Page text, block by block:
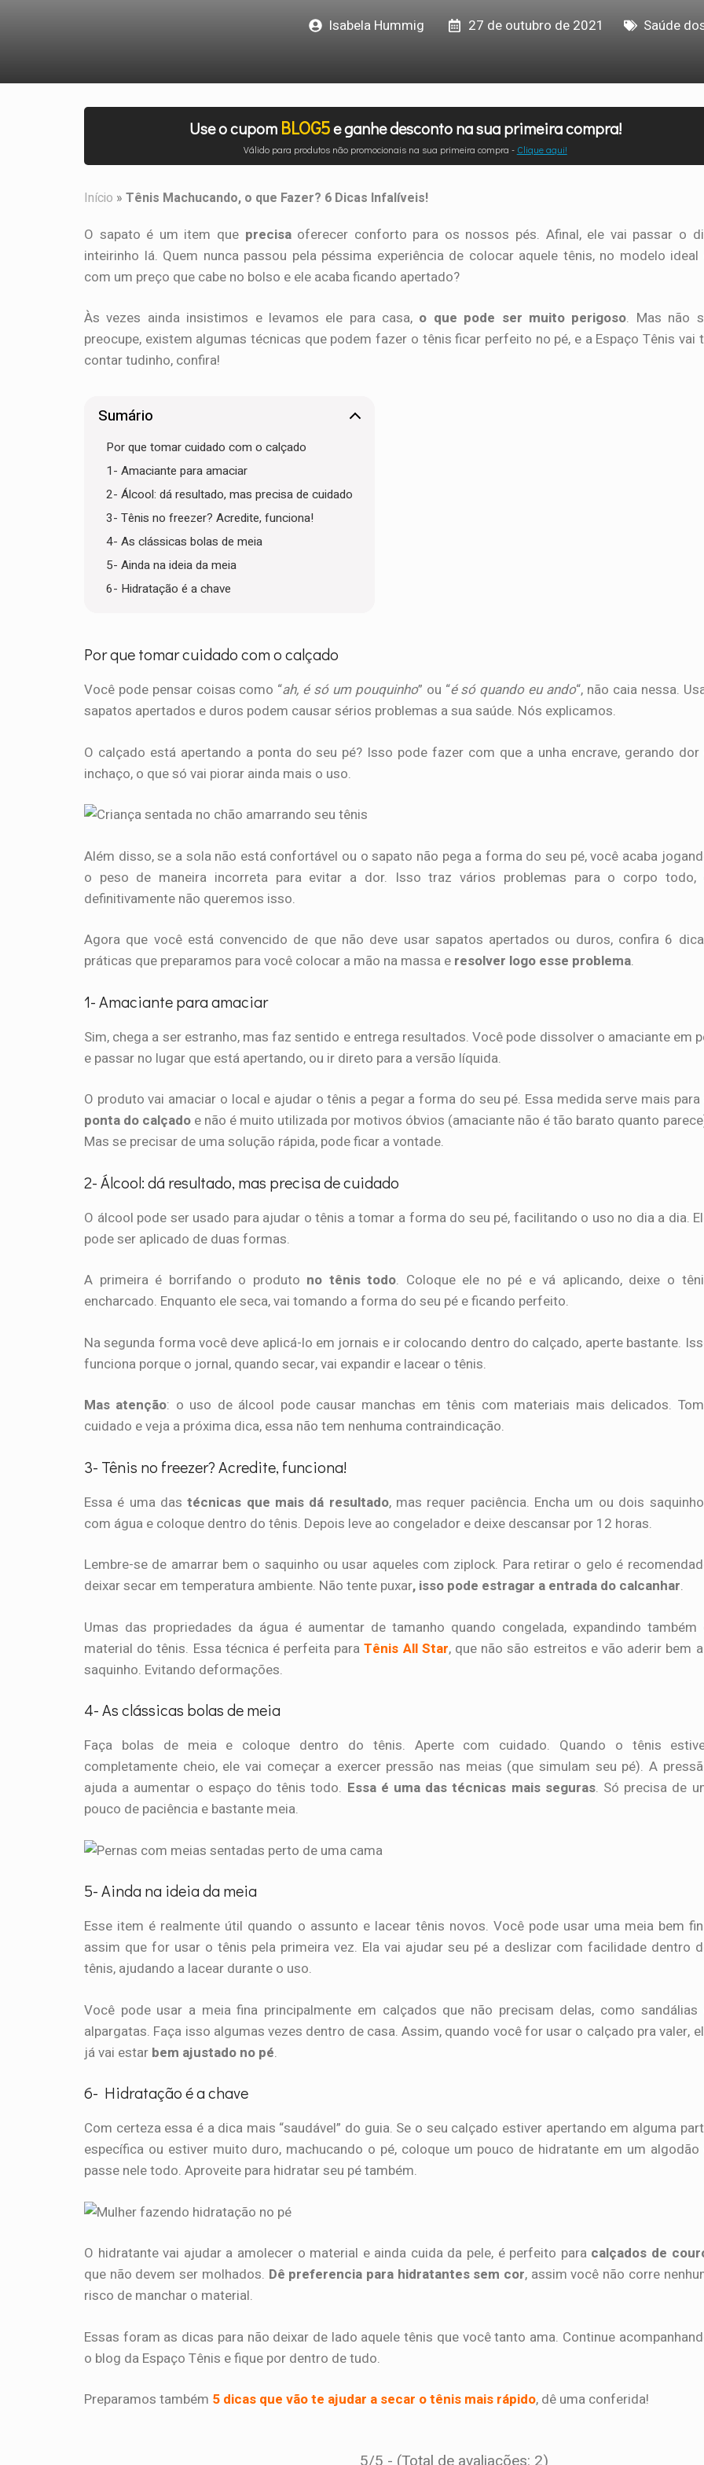
Isabela Hummig 27 de outubro de 2021 Saúde
Use o cupom BLOG5e ganhe desconto na sua primeira compra!
Válido para produtos não promocionais na sua primeira compra - Clique aqui!
Início » Tênis Machucando, o que Fazer? 6 Dicas Infalíveis!
O sapato é um item que precisaoferecer conforto para os nossos pés. Afinal, ele vai passar o
inteirinho lá. Quem nunca passou pela péssima experiência de colocar aquele tênis, no modelo ideal
com um preço que cabe no bolso e ele acaba ficando apertado?
Às vezes ainda insistimos e levamos ele para casa, o que pode ser muito perigoso. Mas não
preocupe, existem algumas técnicas que podem fazer o tênis ficar perfeito no pé, e a Espaço Tênis vai
contar tudinho, confira!
Sumário
Por que tomar cuidado com o calçado
1- Amaciante para amaciar
2- Álcool: dá resultado, mas precisa de cuidado
3- Tênis no freezer? Acredite, funciona!
4- As clássicas bolas de meia
5- Ainda na ideia da meia
6- Hidratação é a chave
Por que tomar cuidado com o calçado
Você pode pensar coisas como “ah, é só um pouquinho” ou “é só quando eu ando“, não caia nessa.
sapatos apertados e duros podem causar sérios problemas a sua saúde. Nós explicamos.
O calçado está apertando a ponta do seu pé? Isso pode fazer com que a unha encrave, gerando dor
inchaço, o que só vai piorar ainda mais o uso.
Além disso, se a sola não está confortável ou o sapato não pega a forma do seu pé, você acaba
o peso de maneira incorreta para evitar a dor. Isso traz vários problemas para o corpo todo,
definitivamente não queremos isso.
Agora que você está convencido de que não deve usar sapatos apertados ou duros, confira 6
práticas que preparamos para você colocar a mão na massa e resolver logo esse problema.
1- Amaciante para amaciar
Sim, chega a ser estranho, mas faz sentido e entrega resultados. Você pode dissolver o amaciante em
e passar no lugar que está apertando, ou ir direto para a versão líquida.
O produto vai amaciar o local e ajudar o tênis a pegar a forma do seu pé. Essa medida serve mais para
ponta do calçado e não é muito utilizada por motivos óbvios (amaciante não é tão barato quanto
Mas se precisar de uma solução rápida, pode ficar a vontade.
2- Álcool: dá resultado, mas precisa de cuidado
O álcool pode ser usado para ajudar o tênis a tomar a forma do seu pé, facilitando o uso no dia a dia.
pode ser aplicado de duas formas.
A primeira é borrifando o produto no tênis todo. Coloque ele no pé e vá aplicando, deixe o
encharcado. Enquanto ele seca, vai tomando a forma do seu pé e ficando perfeito.
Na segunda forma você deve aplicá-lo em jornais e ir colocando dentro do calçado, aperte bastante.
funciona porque o jornal, quando secar, vai expandir e lacear o tênis.
Mas atenção: o uso de álcool pode causar manchas em tênis com materiais mais delicados.
cuidado e veja a próxima dica, essa não tem nenhuma contraindicação.
3- Tênis no freezer? Acredite, funciona!
Essa é uma das técnicas que mais dá resultado, mas requer paciência. Encha um ou dois
com água e coloque dentro do tênis. Depois leve ao congelador e deixe descansar por 12 horas.
Lembre-se de amarrar bem o saquinho ou usar aqueles com ziplock. Para retirar o gelo é
deixar secar em temperatura ambiente. Não tente puxar, isso pode estragar a entrada do calcanhar.
Umas das propriedades da água é aumentar de tamanho quando congelada, expandindo também
material do tênis. Essa técnica é perfeita paraTênis All Star, que não são estreitos e vão aderir bem
saquinho. Evitando deformações.
4- As clássicas bolas de meia
Faça bolas de meia e coloque dentro do tênis. Aperte com cuidado. Quando o tênis
completamente cheio, ele vai começar a exercer pressão nas meias (que simulam seu pé). A
ajuda a aumentar o espaço do tênis todo. Essa é uma das técnicas mais seguras. Só precisa de
pouco de paciência e bastante meia.
5- Ainda na ideia da meia
Esse item é realmente útil quando o assunto e lacear tênis novos. Você pode usar uma meia bem
assim que for usar o tênis pela primeira vez. Ela vai ajudar seu pé a deslizar com facilidade dentro
tênis, ajudando a lacear durante o uso.
Você pode usar a meia fina principalmente em calçados que não precisam delas, como sandálias
alpargatas. Faça isso algumas vezes dentro de casa. Assim, quando você for usar o calçado pra valer,
já vai estar bem ajustado no pé.
6- Hidratação é a chave
Com certeza essa é a dica mais “saudável” do guia. Se o seu calçado estiver apertando em alguma
específica ou estiver muito duro, machucando o pé, coloque um pouco de hidratante em um algodão
passe nele todo. Aproveite para hidratar seu pé também.
O hidratante vai ajudar a amolecer o material e ainda cuida da pele, é perfeito para calçados de
que não devem ser molhados. Dê preferencia para hidratantes sem cor, assim você não corre
risco de manchar o material.
Essas foram as dicas para não deixar de lado aquele tênis que você tanto ama. Continue
o blog da Espaço Tênis e fique por dentro de tudo.
Preparamos também 5 dicas que vão te ajudar a secar o tênis mais rápido, dê uma conferida!